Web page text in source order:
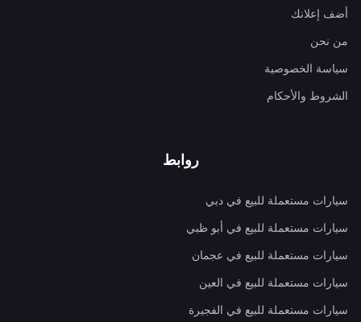
أضف إعلانك
من نحن
سياسة الخصوصية
الشروط والأحكام
روابط
سيارات مستعملة للبيع في دبي
سيارات مستعملة للبيع في أبو ظبي
سيارات مستعملة للبيع في عجمان
سيارات مستعملة للبيع في العين
سيارات مستعملة للبيع في الفجيرة